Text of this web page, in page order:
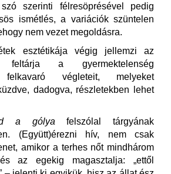
szerinti félresöprésével pedig
ismétlés, a variációk szüntelen
nem vezet megoldásra.
esztétikája végig jellemzi az
a gyermektelenség
felkavaró végleteit, melyeket
dadogva, részletekben lehet
a gólya felszólal tárgyának
(Együtt)érezni hív, nem csak
amikor a terhes nőt mindhárom
az egekig magasztalja: „ettől